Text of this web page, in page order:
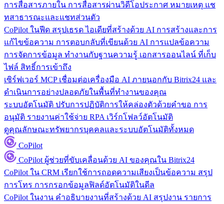
การสื่อสารภายใน การสื่อสารผ่านวิดีโอประกาศ หมายเหตุ แช
ทสาธารณะและแชทส่วนตัว
CoPilot ในฟีด สรุปเธรด ไอเดียที่สร้างด้วย AI การสร้างและการ
แก้ไขข้อความ การตอบกลับที่เขียนด้วย AI การแปลข้อความ
การจัดการข้อมูล ทำงานกับฐานความรู้ เอกสารออนไลน์ ที่เก็บ
ไฟล์ สิทธิ์การเข้าถึง
เซิร์ฟเวอร์ MCP เชื่อมต่อเครื่องมือ AI ภายนอกกับ Bitrix24 และ
ดำเนินการอย่างปลอดภัยในพื้นที่ทำงานของคุณ
ระบบอัตโนมัติ ปรับการปฏิบัติการให้คล่องตัวด้วยคำขอ การ
อนุมัติ รายงานค่าใช้จ่าย RPA เวิร์กโฟลว์อัตโนมัติ
ดูคุณลักษณะทรัพยากรบุคคลและระบบอัตโนมัติทั้งหมด
CoPilot
CoPilot ผู้ช่วยที่ขับเคลื่อนด้วย AI ของคุณใน Bitrix24
CoPilot ใน CRM เรียกใช้การถอดความเสียงเป็นข้อความ สรุป
การโทร การกรอกข้อมูลฟิลด์อัตโนมัติในดีล
CoPilot ในงาน คำอธิบายงานที่สร้างด้วย AI สรุปงาน รายการ